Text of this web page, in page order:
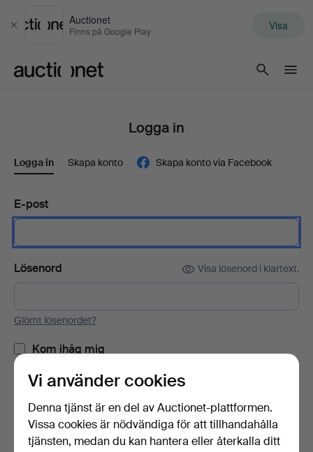
Stäng
Auctionet
Finns på Google Play Visa
Logga in
Logga in Skapa konto Skapa konto via Facebook
E-post
Lösenord Visa lösenord i klartext.
Glömt lösenordet?
Kom ihåg mig
Logga in
eller logga in via Facebook här
Vi använder cookies
Denna tjänst är en del av Auctionet-plattformen.
Vissa cookies är nödvändiga för att tillhandahålla
tjänsten, medan du kan hantera eller återkalla ditt